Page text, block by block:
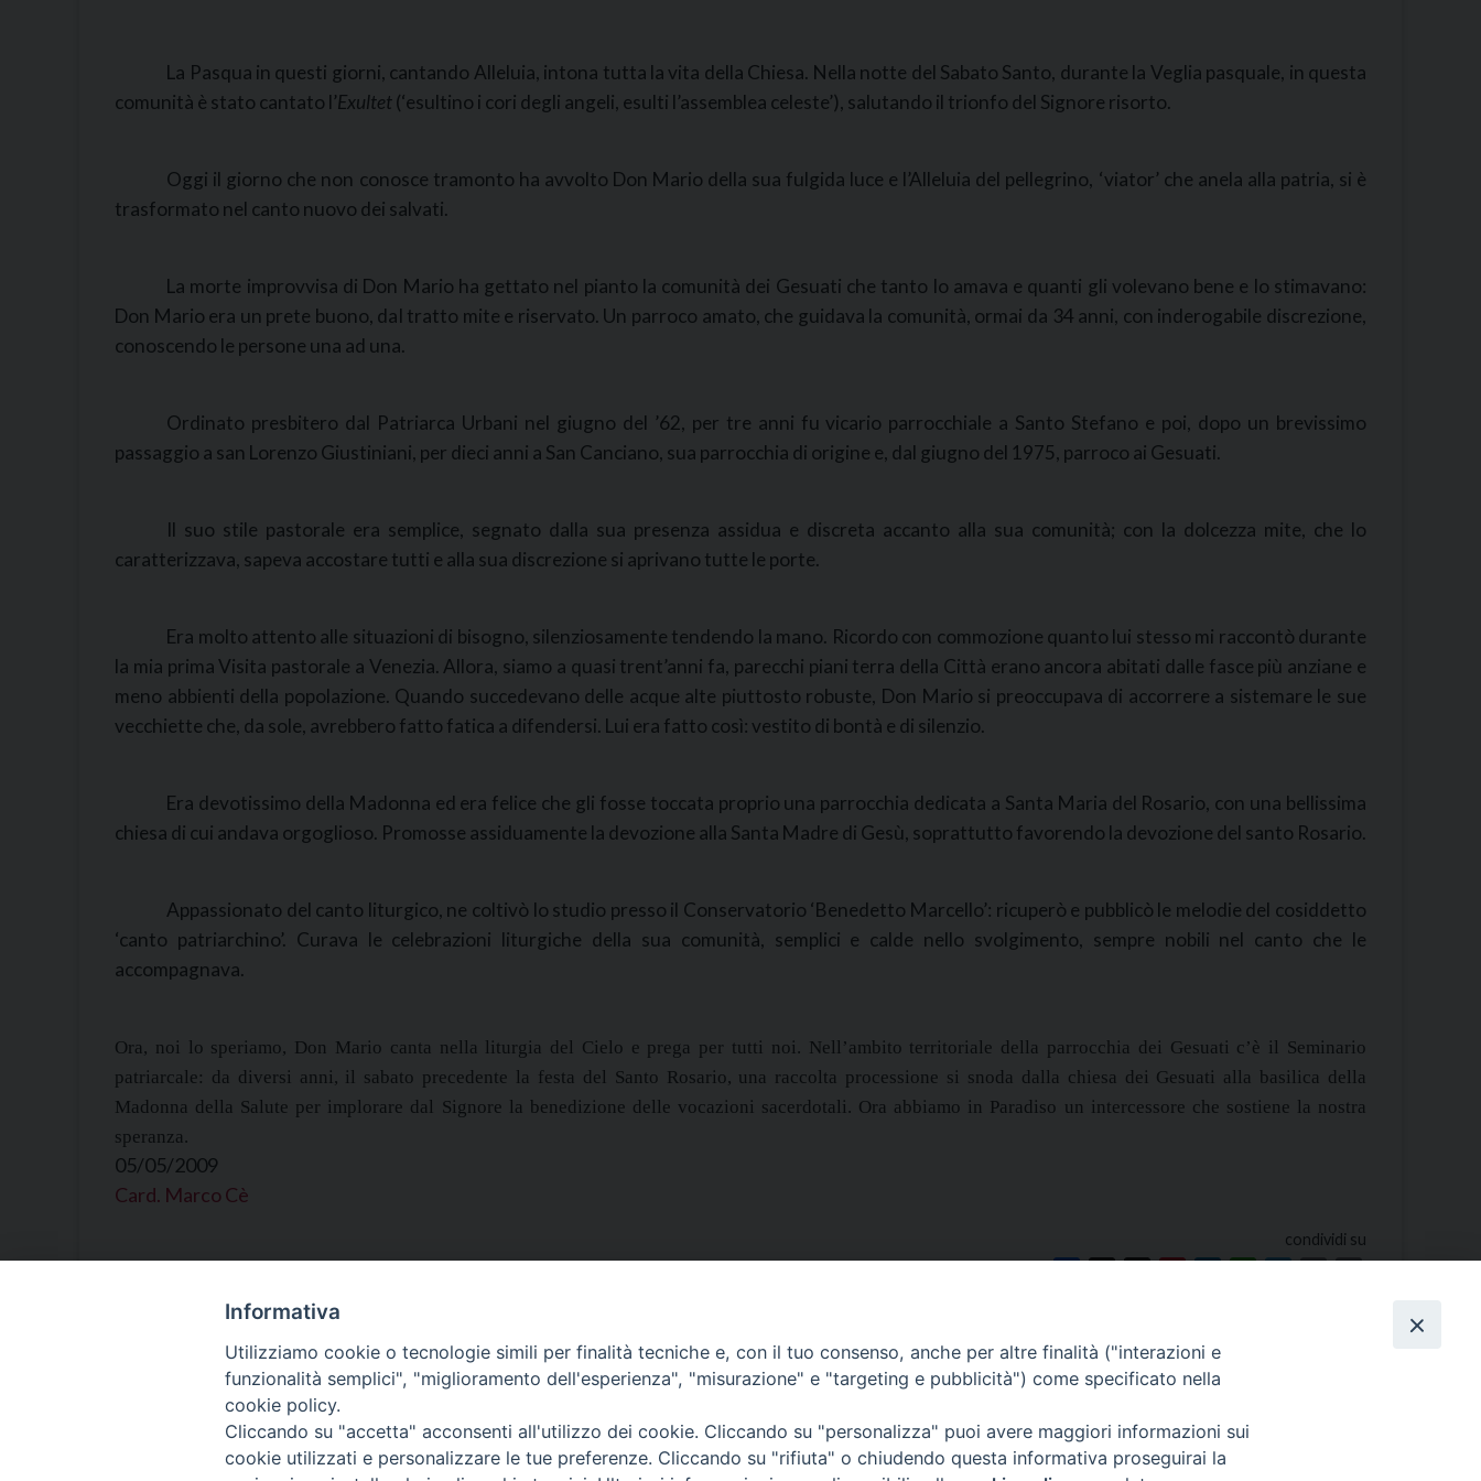
La Pasqua in questi giorni, cantando Alleluia, intona tutta la vita della Chiesa. Nella notte del Sabato Santo, durante la Veglia pasquale, in questa
comunità è stato cantato l’Exultet(‘esultino i cori degli angeli, esulti l’assemblea celeste’), salutando il trionfo del Signore risorto.
Oggi il giorno che non conosce tramonto ha avvolto Don Mario della sua fulgida luce e l’Alleluia del pellegrino, ‘viator’ che anela alla patria, si è
trasformato nel canto nuovo dei salvati.
La morte improvvisa di Don Mario ha gettato nel pianto la comunità dei Gesuati che tanto lo amava e quanti gli volevano bene e lo stimavano:
Don Mario era un prete buono, dal tratto mite e riservato. Un parroco amato, che guidava la comunità, ormai da 34 anni, con inderogabile discrezione,
conoscendo le persone una ad una.
Ordinato presbitero dal Patriarca Urbani nel giugno del ’62, per tre anni fu vicario parrocchiale a Santo Stefano e poi, dopo un brevissimo
passaggio a san Lorenzo Giustiniani, per dieci anni a San Canciano, sua parrocchia di origine e, dal giugno del 1975, parroco ai Gesuati.
Il suo stile pastorale era semplice, segnato dalla sua presenza assidua e discreta accanto alla sua comunità; con la dolcezza mite, che lo
caratterizzava, sapeva accostare tutti e alla sua discrezione si aprivano tutte le porte.
Era molto attento alle situazioni di bisogno, silenziosamente tendendo la mano. Ricordo con commozione quanto lui stesso mi raccontò durante
la mia prima Visita pastorale a Venezia. Allora, siamo a quasi trent’anni fa, parecchi piani terra della Città erano ancora abitati dalle fasce più anziane e
meno abbienti della popolazione. Quando succedevano delle acque alte piuttosto robuste, Don Mario si preoccupava di accorrere a sistemare le sue
vecchiette che, da sole, avrebbero fatto fatica a difendersi. Lui era fatto così: vestito di bontà e di silenzio.
Era devotissimo della Madonna ed era felice che gli fosse toccata proprio una parrocchia dedicata a Santa Maria del Rosario, con una bellissima
chiesa di cui andava orgoglioso. Promosse assiduamente la devozione alla Santa Madre di Gesù, soprattutto favorendo la devozione del santo Rosario.
Appassionato del canto liturgico, ne coltivò lo studio presso il Conservatorio ‘Benedetto Marcello’: ricuperò e pubblicò le melodie del cosiddetto
‘canto patriarchino’. Curava le celebrazioni liturgiche della sua comunità, semplici e calde nello svolgimento, sempre nobili nel canto che le
accompagnava.
Ora, noi lo speriamo, Don Mario canta nella liturgia del Cielo e prega per tutti noi. Nell’ambito territoriale della parrocchia dei Gesuati c’è il Seminario
patriarcale: da diversi anni, il sabato precedente la festa del Santo Rosario, una raccolta processione si snoda dalla chiesa dei Gesuati alla basilica della
Madonna della Salute per implorare dal Signore la benedizione delle vocazioni sacerdotali. Ora abbiamo in Paradiso un intercessore che sostiene la nostra
speranza.
05/05/2009
Card. Marco Cè
condividi su
SEDE PRINCIPALE
Palazzo Patriarcale
Copyright©2024 Patriarcato di Venezia
Informativa
Utilizziamo cookie o tecnologie simili per finalità tecniche e, con il tuo consenso, anche per altre finalità ("interazioni e
funzionalità semplici", "miglioramento dell'esperienza", "misurazione" e "targeting e pubblicità") come specificato nella
cookie policy.
Cliccando su "accetta" acconsenti all'utilizzo dei cookie. Cliccando su "personalizza" puoi avere maggiori informazioni sui
cookie utilizzati e personalizzare le tue preferenze. Cliccando su "rifiuta" o chiudendo questa informativa proseguirai la